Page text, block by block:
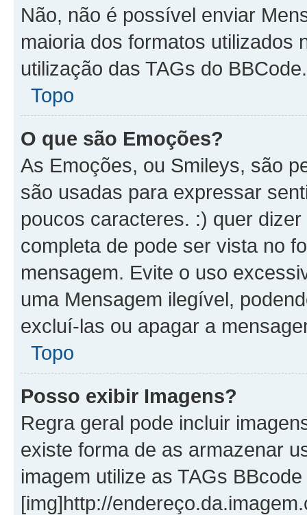
Não, não é possível enviar
maioria dos formatos utilizados
utilização das TAGs do BBCode.
Topo
O que são Emoções?
As Emoções, ou Smileys, são
são usadas para expressar
poucos caracteres. :) quer
completa de pode ser vista no
mensagem. Evite o uso
uma Mensagem ilegível,
excluí-las ou apagar a
Topo
Posso exibir Imagens?
Regra geral pode incluir
existe forma de as armazenar
imagem utilize as TAGs BBcode
[img]http://